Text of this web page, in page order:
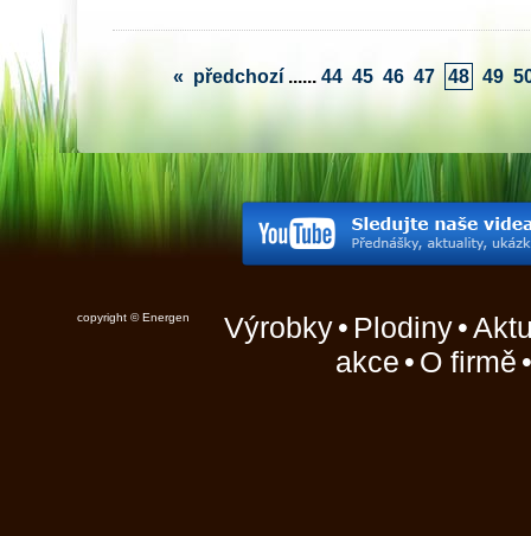
« předchozí ...... 44 45 46 47 48 49
copyright © Energen Výrobky• Plodiny•
akce • O firmě •